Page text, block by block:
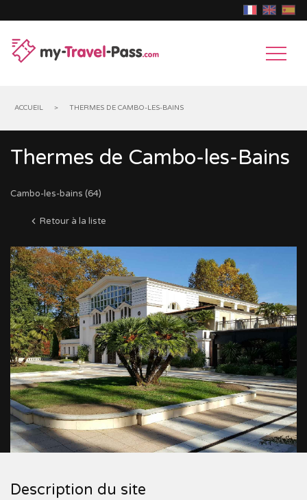
MUSÉES
HISTORIQUES
ANIMAUX
GROTTES,
GOUFFRES
&
SITES
PRÉHISTORIQUES
MONUMENTS
RELIGIEUXTOURISME
INDUSTRIEL
VILLAGES
DE
FRANCE
&
CROISIÈRES
&
TRAINS
OENOTOURISME
SPIRITOURISME
TOURISTIQUES
PARCS
ACCUEIL > THERMES DE CAMBO-LES-BAINS
Thermes de Cambo-les-Bains
Cambo-les-bains (64)
Retour à la liste
Description du site